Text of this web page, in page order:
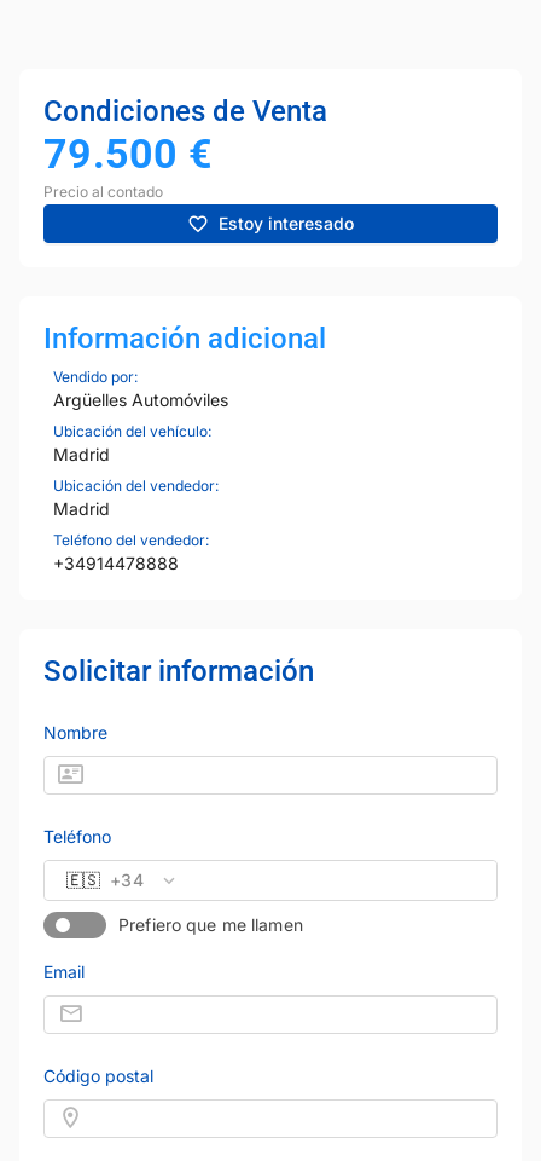
Condiciones de Venta
79.500 €
Precio al contado
Estoy interesado
Información adicional
Vendido por:
Argüelles Automóviles
Ubicación del vehículo:
Madrid
Ubicación del vendedor:
Madrid
Teléfono del vendedor:
+34914478888
Solicitar información
Nombre
Teléfono
🇪🇸 +34
Prefiero que me llamen
Email
Código postal